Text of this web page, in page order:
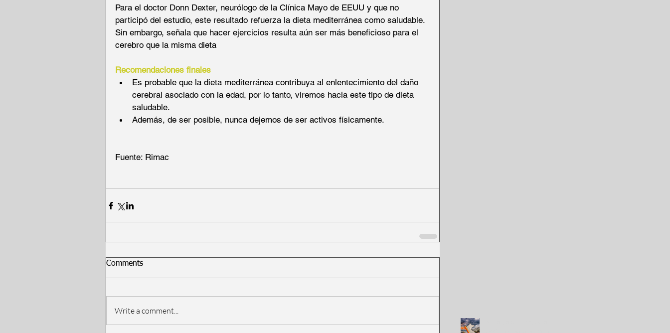
Para el doctor Donn Dexter, neurólogo de la Clínica Mayo de EEUU y que no
participó del estudio, este resultado refuerza la dieta mediterránea como saludable.
Sin embargo, señala que hacer ejercicios resulta aún ser más beneficioso para el
cerebro que la misma dieta
Recomendaciones finales
Es probable que la dieta mediterránea contribuya al enlentecimiento del daño
cerebral asociado con la edad, por lo tanto, viremos hacia este tipo de dieta
saludable.
Además, de ser posible, nunca dejemos de ser activos físicamente.
Fuente: Rimac
Comments
Write a comment...